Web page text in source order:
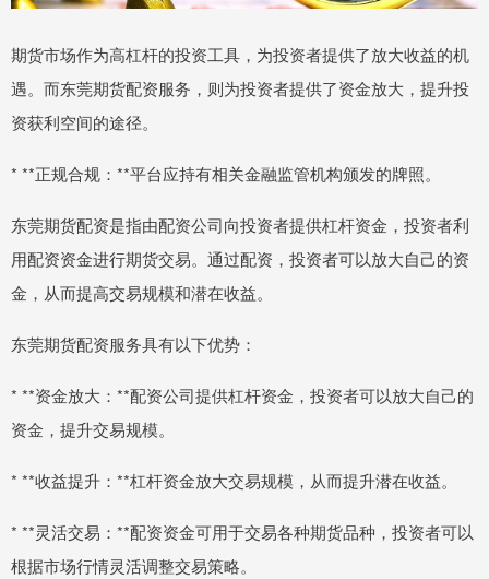
期货市场作为高杠杆的投资工具，为投资者提供了放大收益的机
遇。而东莞期货配资服务，则为投资者提供了资金放大，提升投
资获利空间的途径。
* **正规合规：**平台应持有相关金融监管机构颁发的牌照。
东莞期货配资是指由配资公司向投资者提供杠杆资金，投资者利
用配资资金进行期货交易。通过配资，投资者可以放大自己的资
金，从而提高交易规模和潜在收益。
东莞期货配资服务具有以下优势：
* **资金放大：**配资公司提供杠杆资金，投资者可以放大自己的
资金，提升交易规模。
* **收益提升：**杠杆资金放大交易规模，从而提升潜在收益。
* **灵活交易：**配资资金可用于交易各种期货品种，投资者可以
根据市场行情灵活调整交易策略。